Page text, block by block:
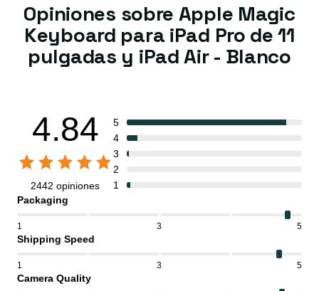
Opiniones sobre Apple Magic
Keyboard para iPad Pro de 11
pulgadas y iPad Air - Blanco
4.84
2442 opiniones
5
4
3
2
1
Packaging
1 3 5
Shipping Speed
1 3 5
Camera Quality